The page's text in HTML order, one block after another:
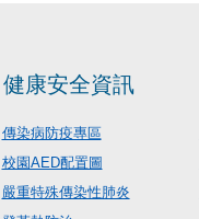
健康安全資訊
傳染病防疫專區
校園AED配置圖
嚴重特殊傳染性肺炎